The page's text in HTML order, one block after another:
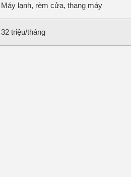
Máy lạnh, rèm cửa, thang máy
32 triệu/tháng